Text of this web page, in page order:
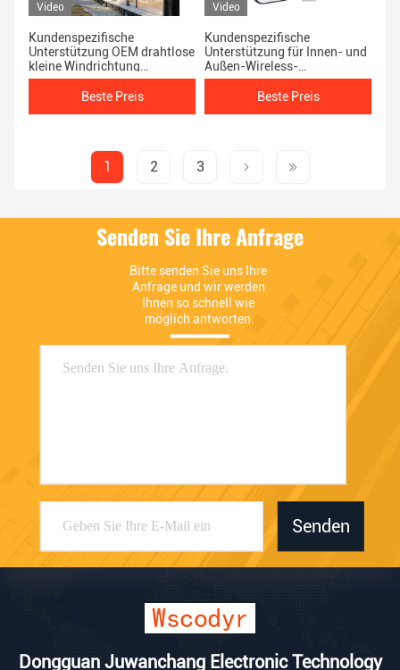
Video
Kundenspezifische
Unterstützung OEM drahtlose
kleine Windrichtung
Anemometer Temperatur und
Luftfeuchtigkeit Meter
Beste Preis
Video
Kundenspezifische
Unterstützung für Innen- und
Außen-Wireless-
Wetterstationen
Beste Preis
1 2 3
Senden Sie Ihre Anfrage
Bitte senden Sie uns Ihre
Anfrage und wir werden
Ihnen so schnell wie
möglich antworten.
Senden
Dongguan Juwanchang Electronic Technology